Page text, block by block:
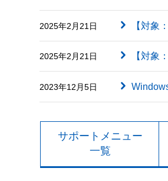
2025年2月21日 【対象
2025年2月21日 【対象
2023年12月5日
サポートメニュー
一覧